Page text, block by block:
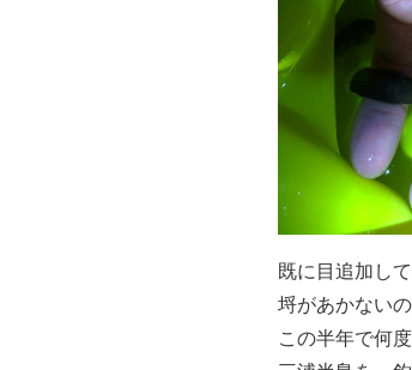
既に目追加し
埒があかない
この半年で何